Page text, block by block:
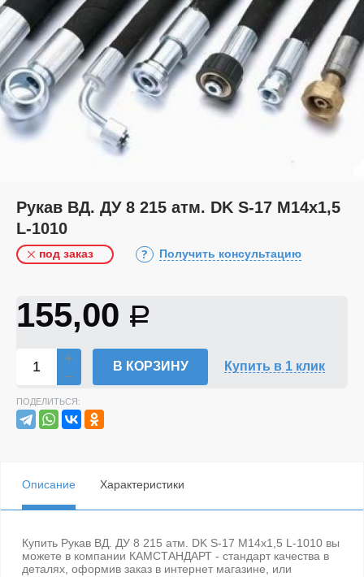
Рукав ВД. ДУ 8 215 атм. DK S-17 М14х1,5
L-1010
под заказ Получить консультацию
155,00 Р
В КОРЗИНУ Купить в 1 клик
ПОДЕЛИТЬСЯ:
Описание Характеристики
Купить Рукав ВД. ДУ 8 215 атм. DK S-17 М14х1,5 L-1010 вы
можете в компании КАМСТАНДАРТ - стандарт качества в
деталях, оформив заказ в интернет магазине, или